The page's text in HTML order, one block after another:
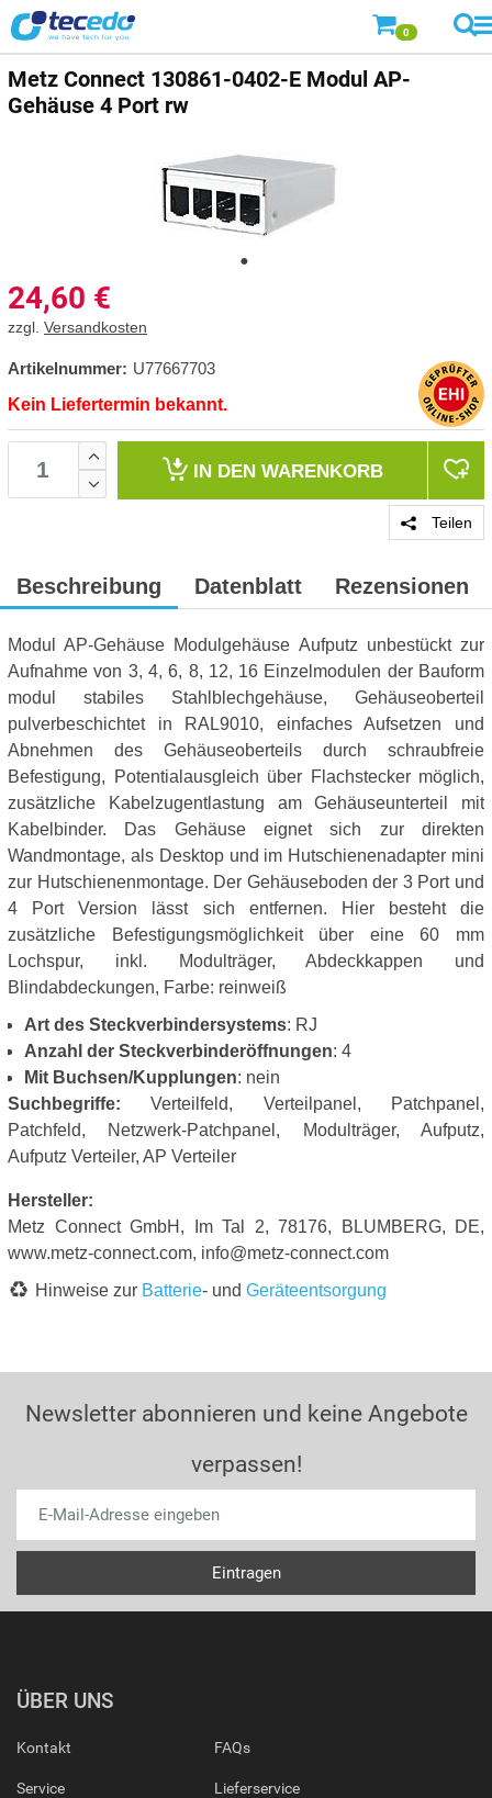
0
Metz Connect 130861-0402-E Modul AP-
Gehäuse 4 Port rw
24,60 €
zzgl. Versandkosten
Artikelnummer: U77667703
Kein Liefertermin bekannt.
IN DEN WARENKORB
Teilen
Beschreibung Datenblatt Rezensionen
Modul AP-Gehäuse Modulgehäuse Aufputz unbestückt zur
Aufnahme von 3, 4, 6, 8, 12, 16 Einzelmodulen der Bauform
modul stabiles Stahlblechgehäuse, Gehäuseoberteil
pulverbeschichtet in RAL9010, einfaches Aufsetzen und
Abnehmen des Gehäuseoberteils durch schraubfreie
Befestigung, Potentialausgleich über Flachstecker möglich,
zusätzliche Kabelzugentlastung am Gehäuseunterteil mit
Kabelbinder. Das Gehäuse eignet sich zur direkten
Wandmontage, als Desktop und im Hutschienenadapter mini
zur Hutschienenmontage. Der Gehäuseboden der 3 Port und
4 Port Version lässt sich entfernen. Hier besteht die
zusätzliche Befestigungsmöglichkeit über eine 60 mm
Lochspur, inkl. Modulträger, Abdeckkappen und
Blindabdeckungen, Farbe: reinweiß
Art des Steckverbindersystems: RJ
Anzahl der Steckverbinderöffnungen: 4
Mit Buchsen/Kupplungen: nein
Suchbegriffe: Verteilfeld, Verteilpanel, Patchpanel,
Patchfeld, Netzwerk-Patchpanel, Modulträger, Aufputz,
Aufputz Verteiler, AP Verteiler
Hersteller:
Metz Connect GmbH, Im Tal 2, 78176, BLUMBERG, DE,
www.metz-connect.com, info@metz-connect.com
Hinweise zur Batterie- und Geräteentsorgung
Newsletter abonnieren und keine Angebote
verpassen!
ÜBER UNS
Kontakt
Service
FAQs
Lieferservice